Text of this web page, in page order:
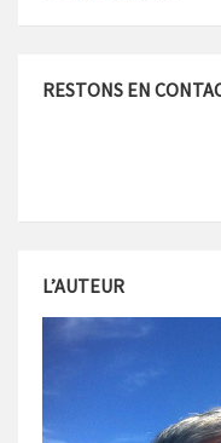
RESTONS EN
L’AUTEUR